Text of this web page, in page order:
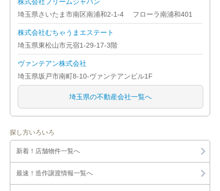
埼玉県さいたま市南区南浦和2-1-4 フローラ南浦和401
株式会社むちゃうまエステート
埼玉県東松山市元宿1-29-17-3階
ヴァンテアン株式会社
埼玉県坂戸市南町8-10-ヴァンテアンビル1F
埼玉県の不動産会社一覧へ
探し方いろいろ
新着！店舗物件一覧へ
最速！造作譲渡情報一覧へ